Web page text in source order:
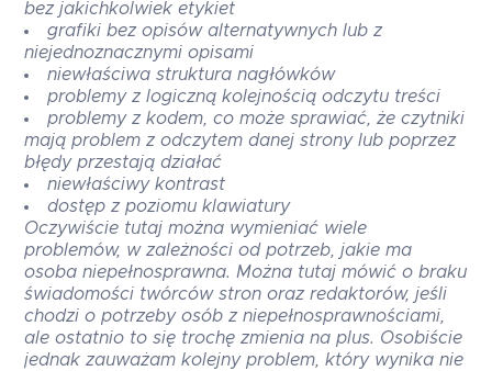
bez jakichkolwiek etykiet
grafiki bez opisów alternatywnych lub z
niejednoznacznymi opisami
niewłaściwa struktura nagłówków
problemy z logiczną kolejnością odczytu treści
problemy z kodem, co może sprawiać, że czytniki
mają problem z odczytem danej strony lub poprzez
błędy przestają działać
niewłaściwy kontrast
dostęp z poziomu klawiatury
Oczywiście tutaj można wymieniać wiele
problemów, w zależności od potrzeb, jakie ma
osoba niepełnosprawna. Można tutaj mówić o braku
świadomości twórców stron oraz redaktorów, jeśli
chodzi o potrzeby osób z niepełnosprawnościami,
ale ostatnio to się trochę zmienia na plus. Osobiście
jednak zauważam kolejny problem, który wynika nie